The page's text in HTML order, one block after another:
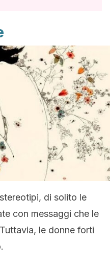
di solito le
con messaggi che le
le donne forti